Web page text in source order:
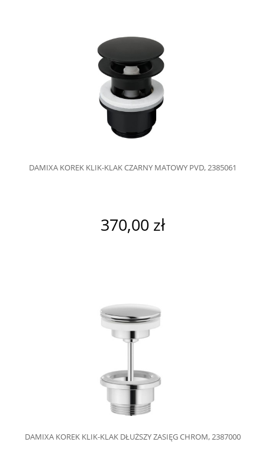
DAMIXA KOREK KLIK-KLAK CZARNY MATOWY PVD, 2385061
370,00 zł
DAMIXA KOREK KLIK-KLAK DŁUŻSZY ZASIĘG CHROM, 2387000